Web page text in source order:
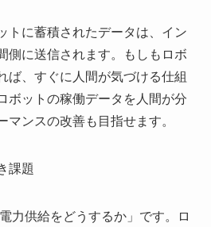
トに蓄積されたデータは、イン
側に送信されます。もしもロボ
ば、すぐに人間が気づける仕組
ボットの稼働データを人間が分
ンスの改善も目指せます。
課題
力供給をどうするか」です。ロ